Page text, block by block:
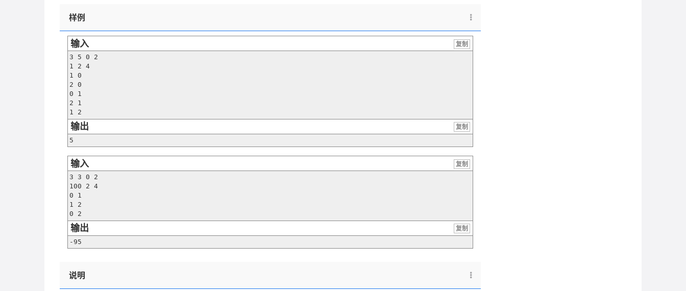
样例
输入
复制
3 5 0 2
1 2 4
1 0
2 0
0 1
2 1
1 2
输出
复制
5
输入
复制
3 3 0 2
100 2 4
0 1
1 2
0 2
输出
复制
-95
说明